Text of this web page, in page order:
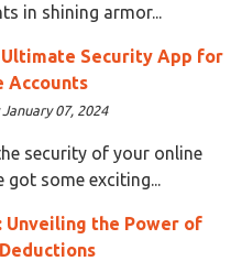
in shining armor...
Security App for
Accounts
07, 2024
security of your online
got some exciting...
Unveiling the Power of